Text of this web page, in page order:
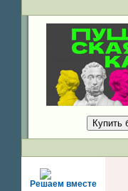
Купить
Решаем вместе